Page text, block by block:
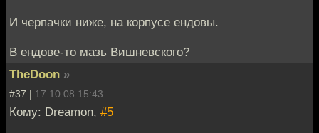
И черпачки ниже, на корпусе ендовы.
В ендове-то мазь Вишневского?
TheDoon »
#37 | 17.10.08 15:43
Кому: Dreamon, #5